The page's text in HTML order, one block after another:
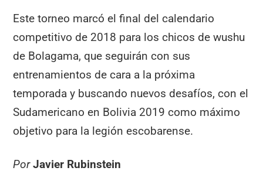
Este torneo marcó el final del calendario
competitivo de 2018 para los chicos de wushu
de Bolagama, que seguirán con sus
entrenamientos de cara a la próxima
temporada y buscando nuevos desafíos, con el
Sudamericano en Bolivia 2019 como máximo
objetivo para la legión escobarense.
PorJavier Rubinstein